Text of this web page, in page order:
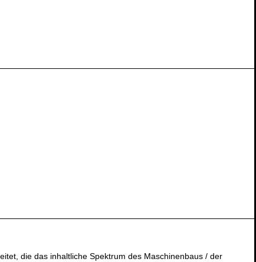
die das inhaltliche Spektrum des Maschinenbaus / der